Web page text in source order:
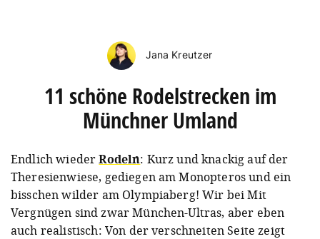
Jana Kreutzer
11 schöne Rodelstrecken im
Münchner Umland
Endlich wiederRodeln: Kurz und knackig auf der
Theresienwiese, gediegen am Monopteros und ein
bisschen wilder am Olympiaberg! Wir bei Mit
Vergnügen sind zwar München-Ultras, aber eben
auch realistisch: Von der verschneiten Seite zeigt